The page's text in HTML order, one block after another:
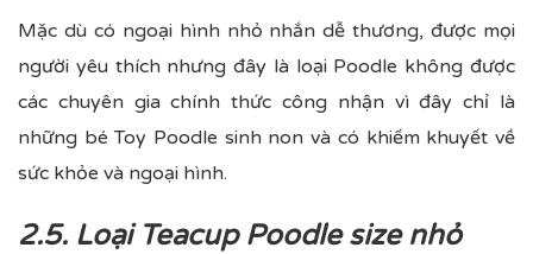
Mặc dù có ngoại hình nhỏ nhắn dễ thương, được mọi
người yêu thích nhưng đây là loại Poodle không được
các chuyên gia chính thức công nhận vì đây chỉ là
những bé Toy Poodle sinh non và có khiếm khuyết về
sức khỏe và ngoại hình.
2.5. Loại Teacup Poodle size nhỏ